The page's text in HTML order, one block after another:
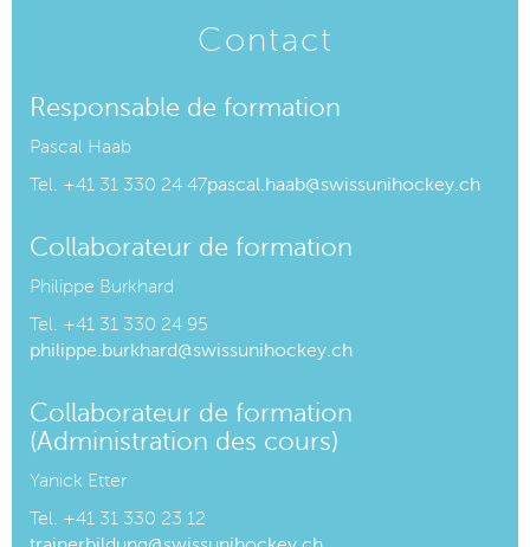
Contact
Responsable de formation
Pascal Haab
Tel. +41 31 330 24 47pascal.haab@swissunihockey.ch
Collaborateur de formation
Philippe Burkhard
Tel. +41 31 330 24 95
philippe.burkhard@swissunihockey.ch
Collaborateur de formation
(Administration des cours)
Yanick Etter
Tel. +41 31 330 23 12